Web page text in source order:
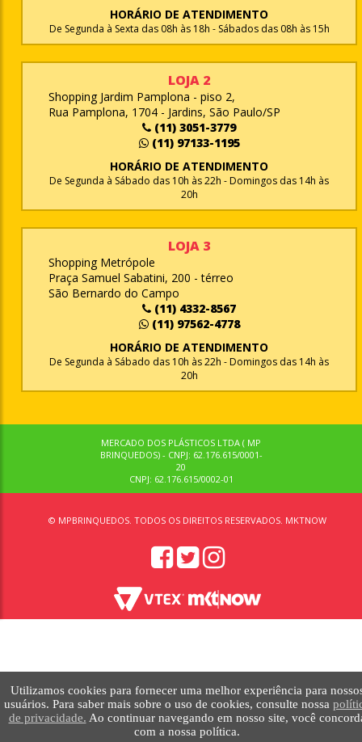
Utilizamos cookies para fornecer uma melhor experiência para
usuários. Para saber mais sobre o uso de cookies, consulte nossa
de privacidade. Ao continuar navegando em nosso site, você
com a nossa política.
HORÁRIO DE ATENDIMENTO
De Segunda à Sexta das 08h às 18h - Sábados das 08h às 15h
LOJA 2
Shopping Jardim Pamplona - piso 2,
Rua Pamplona, 1704 - Jardins, São Paulo/SP
(11) 3051-3779
(11) 97133-1195
HORÁRIO DE ATENDIMENTO
De Segunda à Sábado das 10h às 22h - Domingos das 14h às
20h
LOJA 3
Shopping Metrópole
Praça Samuel Sabatini, 200 - térreo
São Bernardo do Campo
(11) 4332-8567
(11) 97562-4778
HORÁRIO DE ATENDIMENTO
De Segunda à Sábado das 10h às 22h - Domingos das 14h às
20h
MERCADO DOS PLÁSTICOS LTDA ( MP
BRINQUEDOS) - CNPJ: 62.176.615/0001-
20
CNPJ: 62.176.615/0002-01
© MPBRINQUEDOS. TODOS OS DIREITOS RESERVADOS. MKTNOW